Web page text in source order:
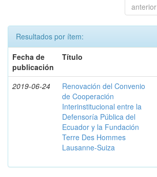
anterior
Resultados por ítem:
Fecha de
publicación
Título
2019-06-24
Renovación del Convenio
de Cooperación
Interinstitucional entre la
Defensoría Pública del
Ecuador y la Fundación
Terre Des Hommes
Lausanne-Suiza